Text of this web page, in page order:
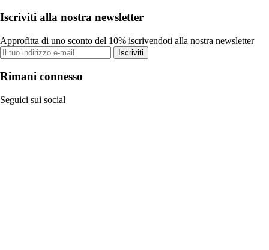
Iscriviti alla nostra newsletter
Approfitta di uno sconto del 10% iscrivendoti alla nostra newsletter
Iscriviti
Rimani connesso
Seguici sui social